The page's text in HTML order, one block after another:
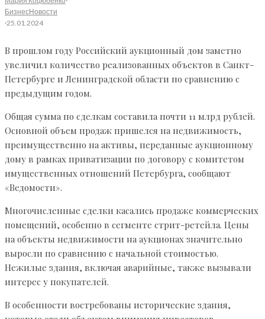
БизнесНовости
·25.01.2024
В прошлом году Российский аукционный дом заметно
увеличил количество реализованных объектов в Санкт-
Петербурге и Ленинградской области по сравнению с
предыдущим годом.
Общая сумма по сделкам составила почти 11 млрд рублей.
Основной объем продаж пришелся на недвижимость,
преимущественно на активы, переданные аукционному
дому в рамках приватизации по договору с комитетом
имущественных отношений Петербурга, сообщают
«Ведомости».
Многочисленные сделки касались продаже коммерческих
помещений, особенно в сегменте стрит-ретейла. Цены
на объекты недвижимости на аукционах значительно
выросли по сравнению с начальной стоимостью.
Нежилые здания, включая аварийные, также вызывали
интерес у покупателей.
В особенности востребованы исторические здания,